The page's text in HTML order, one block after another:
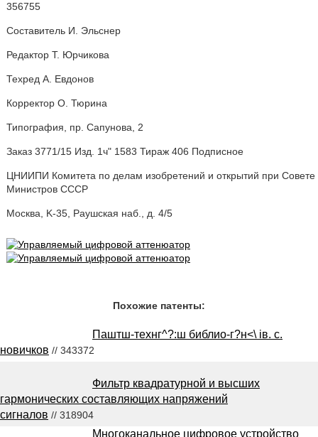
356755
Составитель И. Эльснер
Редактор Т. Юрчикова
Техред А. Евдонов
Корректор О. Тюрина
Типография, пр. Сапунова, 2
Заказ 3771/15 Изд. 1ч" 1583 Тираж 406 Подписное
ЦНИИПИ Комитета по делам изобретений и открытий при Совете
Министров СССР
Москва, K-35, Раушская наб., д. 4/5
Похожие патенты:
Паштш-технг^?:ш библио-г?н<\ iв. с.
новичков // 343372
Фильтр квадратурной и высших
гармонических составляющих напряжений
сигналов // 318904
Многоканальное цифровое устройство